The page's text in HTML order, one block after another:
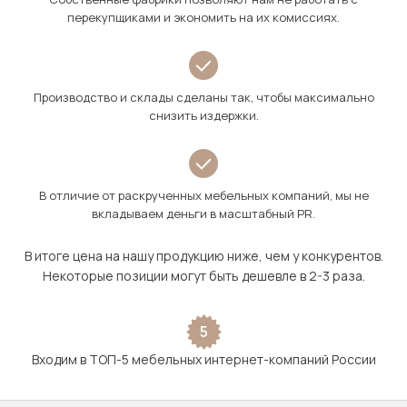
перекупщиками и экономить на их комиссиях.
Производство и склады сделаны так, чтобы максимально
снизить издержки.
В отличие от раскрученных мебельных компаний, мы не
вкладываем деньги в масштабный PR.
В итоге цена на нашу продукцию ниже, чем у конкурентов.
Некоторые позиции могут быть дешевле в 2-3 раза.
5
Входим в ТОП-5 мебельных интернет-компаний России